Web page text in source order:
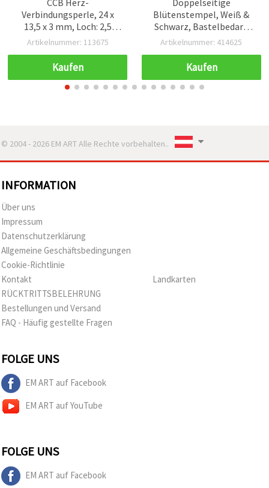
Verbindungsperle, 24 x
13,5 x 3 mm, Loch: 2,5
mm, Rot und Weiß – 5
Artikelnummer: 113675
Kaufen
Blütenstempel, Weiß &
Schwarz, Bastelbedarf,
2×7×63 mm, ca. 144 Stück
Artikelnummer: 414625
Kaufen
© 2004 - 2026 EM ART Alle Rechte vorbehalten..
INFORMATION
Über uns
Impressum
Datenschutzerklärung
Allgemeine Geschäftsbedingungen
Cookie-Richtlinie
Kontakt
RÜCKTRITTSBELEHRUNG
Bestellungen und Versand
FAQ - Häufig gestellte Fragen
Landkarten
FOLGE UNS
EM ART auf Facebook
EM ART auf YouTube
FOLGE UNS
EM ART auf Facebook